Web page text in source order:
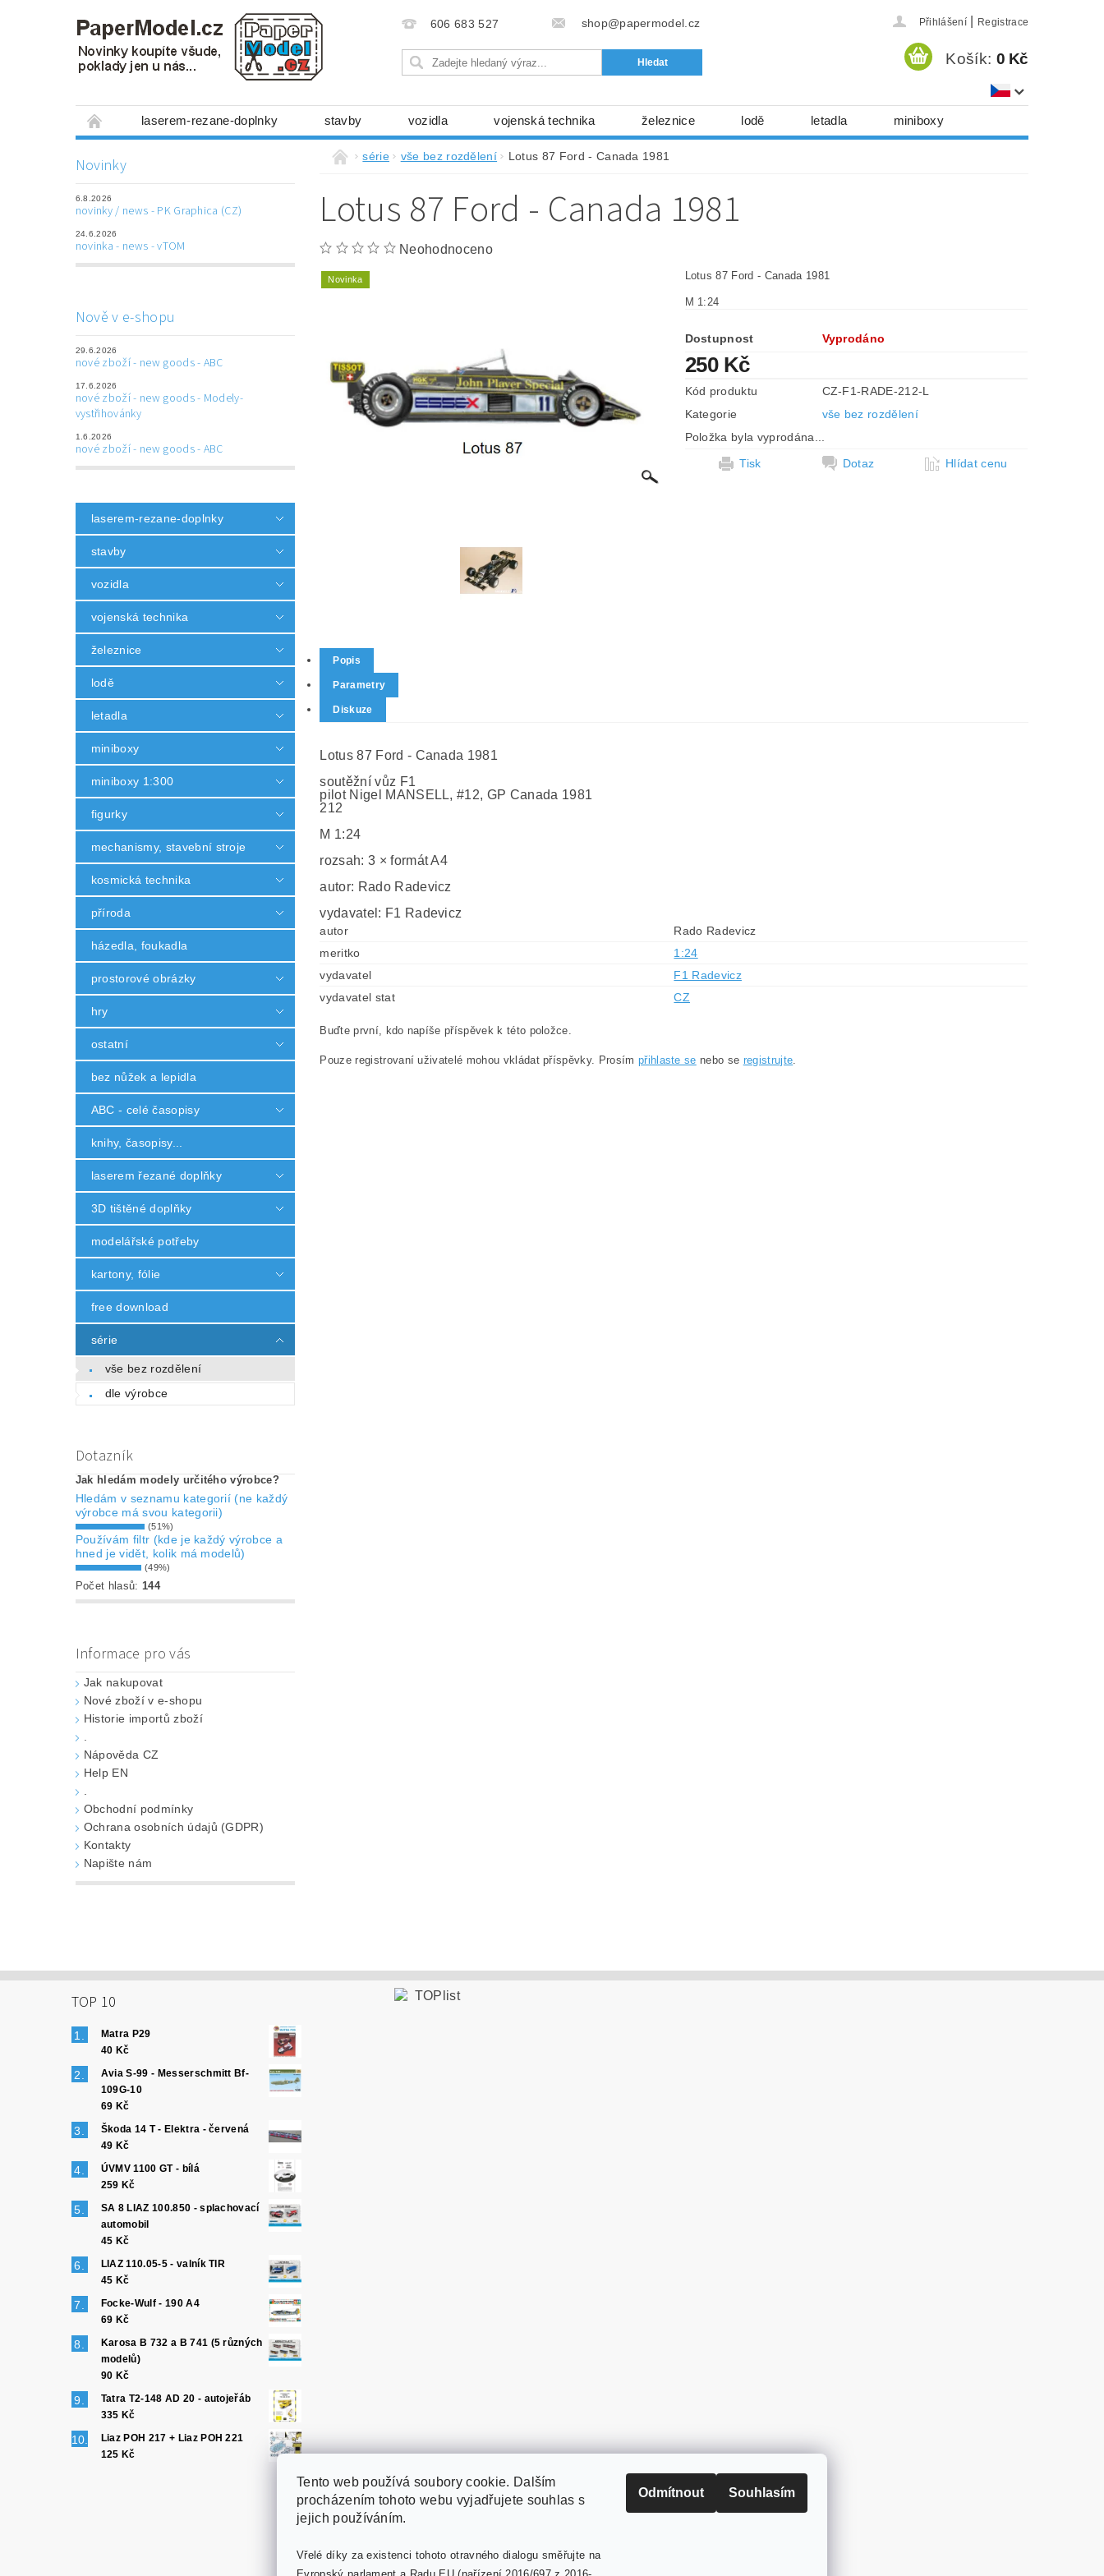
606 683 527 shop@papermodel.cz Přihlášení Registrace
Košík: 0 Kč
laserem-rezane-doplnky stavby vozidla vojenská technika železnice lodě letadla miniboxy
mechanismy, stavební stroje kosmická technika
laserem řezané doplňky 3D tištěné doplňky modelářské potřeby kartony, fólie free download
Napište nám Obchodní podmínky Ochrana osobních údajů (GDPR)
Novinky
6.8.2026
novinky / news - PK Graphica (CZ)
24.6.2026
novinka - news - vTOM
Nově v e-shopu
29.6.2026
nové zboží - new goods - ABC
17.6.2026
nové zboží - new goods - Modely-
vystřihovánky
1.6.2026
nové zboží - new goods - ABC
laserem-rezane-doplnky
stavby
vozidla
vojenská technika
železnice
lodě
letadla
miniboxy
miniboxy 1:300
figurky
mechanismy, stavební stroje
kosmická technika
příroda
házedla, foukadla
prostorové obrázky
hry
ostatní
bez nůžek a lepidla
ABC - celé časopisy
knihy, časopisy...
laserem řezané doplňky
3D tištěné doplňky
modelářské potřeby
kartony, fólie
free download
série
vše bez rozdělení
dle výrobce
Dotazník
Jak hledám modely určitého výrobce?
Hledám v seznamu kategorií (ne každý
výrobce má svou kategorii)
(51%)
Používám filtr (kde je každý výrobce a
hned je vidět, kolik má modelů)
(49%)
Počet hlasů: 144
Informace pro vás
Jak nakupovat
Nové zboží v e-shopu
Historie importů zboží
Nápověda CZ
Help EN
Obchodní podmínky
Ochrana osobních údajů (GDPR)
Kontakty
Napište nám
série vše bez rozdělení Lotus 87 Ford - Canada 1981
Lotus 87 Ford - Canada 1981
Neohodnoceno
Novinka Lotus 87 Ford - Canada 1981
M 1:24
Dostupnost Vyprodáno
250 Kč
Kód produktu
CZ-F1-RADE-212-L
Kategorie
vše bez rozdělení
Položka byla vyprodána...
Tisk
Dotaz Hlídat cenu
Popis
Parametry
Diskuze
Lotus 87 Ford - Canada 1981
soutěžní vůz F1
pilot Nigel MANSELL, #12, GP Canada 1981
212
M 1:24
rozsah: 3 × formát A4
autor: Rado Radevicz
vydavatel: F1 Radevicz
autor
Rado Radevicz
meritko
1:24
vydavatel
F1 Radevicz
vydavatel stat
CZ
Buďte první, kdo napíše příspěvek k této položce.
Pouze registrovaní uživatelé mohou vkládat příspěvky. Prosím přihlaste se nebo se registrujte.
TOP 10
Matra P29
40 Kč
Avia S-99 - Messerschmitt Bf-
109G-10
69 Kč
Škoda 14 T - Elektra - červená
49 Kč
ÚVMV 1100 GT - bílá
259 Kč
SA 8 LIAZ 100.850 - splachovací
automobil
45 Kč
LIAZ 110.05-5 - valník TIR
45 Kč
Focke-Wulf - 190 A4
69 Kč
Karosa B 732 a B 741 (5 různých
modelů)
90 Kč
Tatra T2-148 AD 20 - autojeřáb
335 Kč
Liaz POH 217 + Liaz POH 221
125 Kč
PaperModel.cz
Tento web používá soubory cookie. Dalším
procházením tohoto webu vyjadřujete souhlas s
jejich používáním.
Vřelé díky za existenci tohoto otravného dialogu směřujte na
Odmítnout Souhlasím